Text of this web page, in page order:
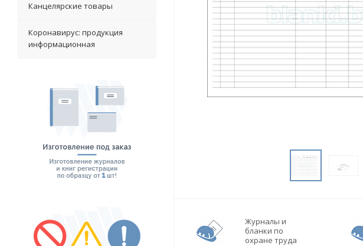
Журналы и
бланки по
охране труда
Канцелярские товары
Коронавирус: продукция
информационная